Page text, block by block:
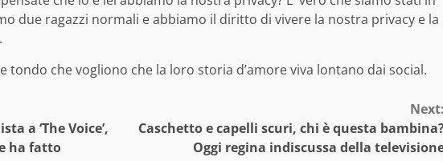
due ragazzi normali e abbiamo il diritto di vivere la nostra privacy e la
tondo che vogliono che la loro storia d’amore viva lontano dai social.
a ‘The Voice’,
ha fatto
Next:
Caschetto e capelli scuri, chi è questa
Oggi regina indiscussa della